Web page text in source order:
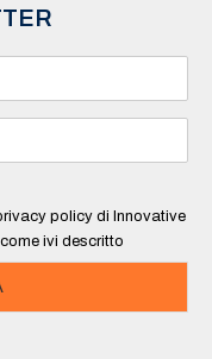
policy di Innovative
ivi descritto